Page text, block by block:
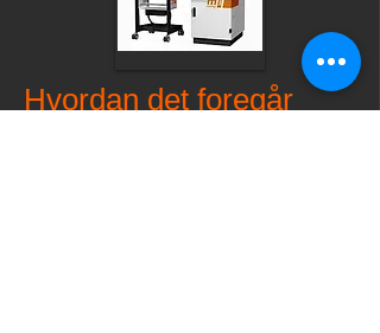
Hvordan det foregår